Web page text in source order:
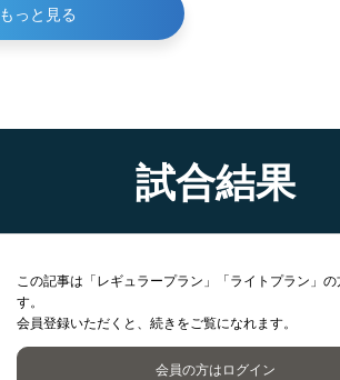
もっと見る
試合結果
この記事は「レギュラープラン」「ライトプラン」
す。
会員登録いただくと、続きをご覧になれます。
会員の方はログイン